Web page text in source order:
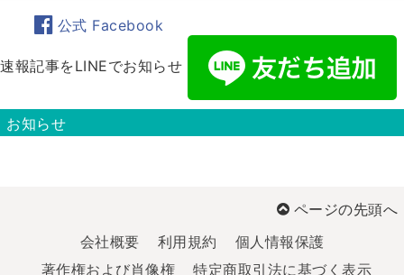
公式 Facebook
速報記事をLINEでお知らせ
お知らせ
ページの先頭へ
会社概要
利用規約
個人情報保護
著作権および肖像権
特定商取引法に基づく表示